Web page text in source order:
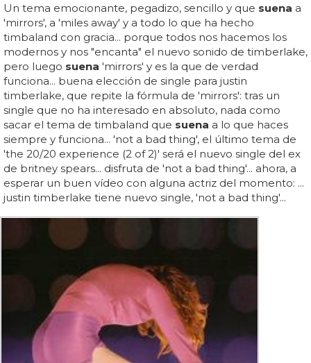
Un tema emocionante, pegadizo, sencillo y que suena a
'mirrors', a 'miles away' y a todo lo que ha hecho
timbaland con gracia... porque todos nos hacemos los
modernos y nos "encanta" el nuevo sonido de timberlake,
pero luego suena 'mirrors' y es la que de verdad
funciona... buena elección de single para justin
timberlake, que repite la fórmula de 'mirrors': tras un
single que no ha interesado en absoluto, nada como
sacar el tema de timbaland que suena a lo que haces
siempre y funciona... 'not a bad thing', el último tema de
'the 20/20 experience (2 of 2)' será el nuevo single del ex
de britney spears... disfruta de 'not a bad thing'... ahora, a
esperar un buen vídeo con alguna actriz del momento: ...
justin timberlake tiene nuevo single, 'not a bad thing'...